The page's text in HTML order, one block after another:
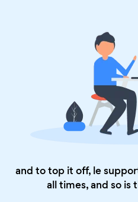
and to top it off, le
all times, and so is